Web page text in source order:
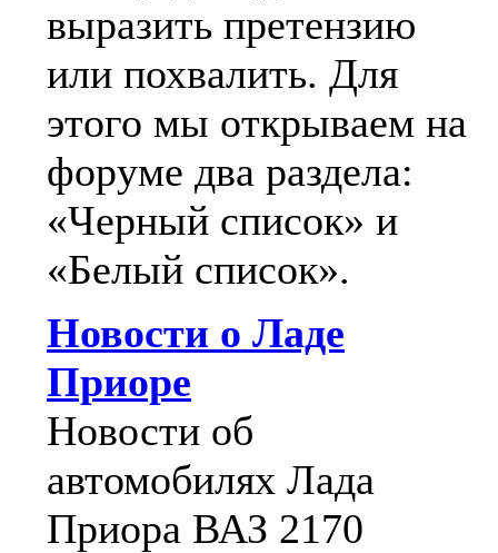
выразить претензию
или похвалить. Для
этого мы открываем на
форуме два раздела:
«Черный список» и
«Белый список».
Новости о Ладе
Приоре
Новости об
автомобилях Лада
Приора ВАЗ 2170